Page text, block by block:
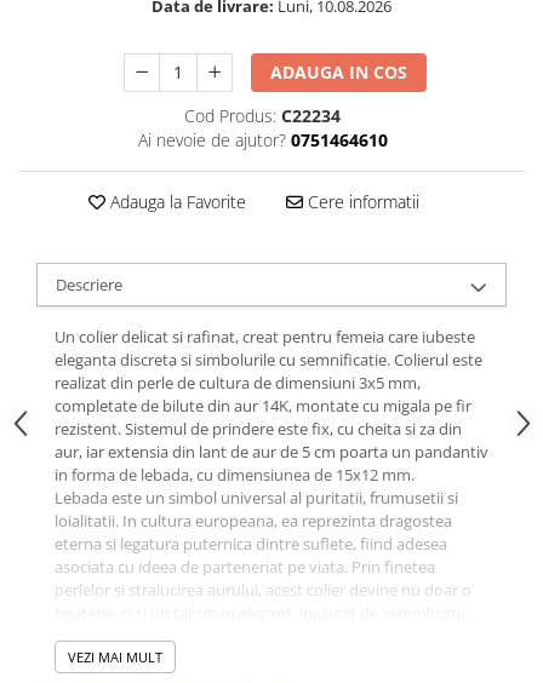
Data de livrare: Luni, 10.08.2026
ADAUGA IN COS
Cod Produs: C22234
Ai nevoie de ajutor? 0751464610
Adauga la Favorite Cere informatii
Descriere
Un colier delicat si rafinat, creat pentru femeia care iubeste
eleganta discreta si simbolurile cu semnificatie. Colierul este
realizat din perle de cultura de dimensiuni 3x5 mm,
completate de bilute din aur 14K, montate cu migala pe fir
rezistent. Sistemul de prindere este fix, cu cheita si za din
aur, iar extensia din lant de aur de 5 cm poarta un pandantiv
in forma de lebada, cu dimensiunea de 15x12 mm.
Lebada este un simbol universal al puritatii, frumusetii si
loialitatii. In cultura europeana, ea reprezinta dragostea
eterna si legatura puternica dintre suflete, fiind adesea
asociata cu ideea de parteneriat pe viata. Prin finetea
perlelor si stralucirea aurului, acest colier devine nu doar o
Specificatii tehnice:
Aur galben 14K
VEZI MAI MULT